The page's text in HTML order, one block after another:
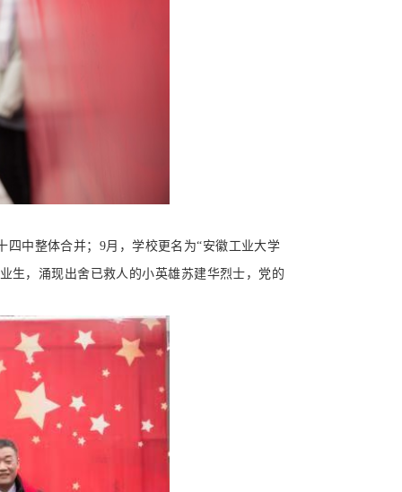
中整体合并；9月，学校更名为“安徽工业大学
生，涌现出舍已救人的小英雄苏建华烈士，党的